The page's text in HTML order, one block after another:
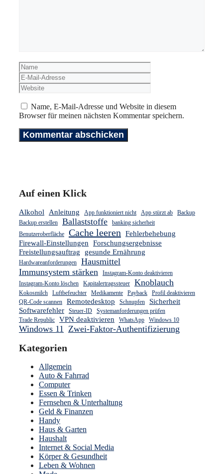
Name
Mail-
Adresse
Name, E-Mail-Adresse und Website in diesem
Browser für meinen nächsten Kommentar speichern.
Auf einen Klick
Alkohol Anleitung App funktioniert nicht App stürzt ab
Backup
Backup erstellen
Ballaststoffe
banking sicherheit
Benutzeroberfläche
Cache leeren Fehlerbehebung
Firewall-Einstellungen Forschungsergebnisse
Freistellungsauftrag
gesunde Ernährung
Hardwareanforderungen
Hausmittel
Immunsystem stärken
Instagram-Konto deaktivieren
Instagram-Konto löschen
Kapitalertragssteuer Knoblauch
Kokosmilch Luftbefeuchter Medikamente Payback
Profil deaktivieren
QR-Code scannen
Remotedesktop Schnupfen
Sicherheit
Softwarefehler
Steuer-ID
Systemanforderungen prüfen
Trade Republic
VPN deaktivieren WhatsApp Windows 10
Windows 11 Zwei-Faktor-Authentifizierung
Kategorien
Allgemein
Auto & Fahrrad
Computer
Essen & Trinken
Fernsehen & Unterhaltung
Geld & Finanzen
Handy
Haus & Garten
Haushalt
Internet & Social Media
Körper & Gesundheit
Leben & Wohnen